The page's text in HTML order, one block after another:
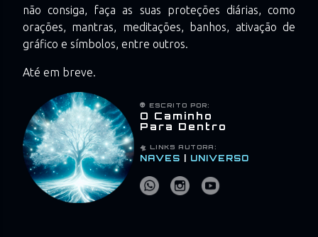
não consiga, faça as suas proteções diárias, como
orações, mantras, meditações, banhos, ativação de
gráfico e símbolos, entre outros.
Até em breve.
👽 ESCRITO POR:
O Caminho
Para Dentro
🛸 LINKS AUTORA:
NAVES UNIVERSO